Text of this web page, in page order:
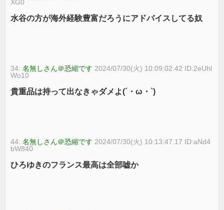
XG0
水谷の方が海外経験豊富だろうにアドバイスしてる奴
34:名無しさん＠恐縮です 2024/07/30(火) 10:09:02.42 ID:2eUhl
Wo10
貴重品は持って出なきゃダメよ(´・ω・`)
44:名無しさん＠恐縮です 2024/07/30(火) 10:13:47.17 ID:aNd4
bW840
ひろゆきのフランス最高は全部嘘か